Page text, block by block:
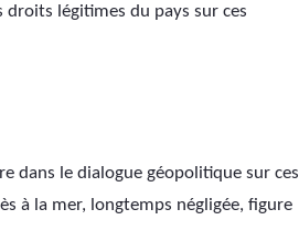
droits légitimes du pays sur ces
dans le dialogue géopolitique sur ces
à la mer, longtemps négligée, figure